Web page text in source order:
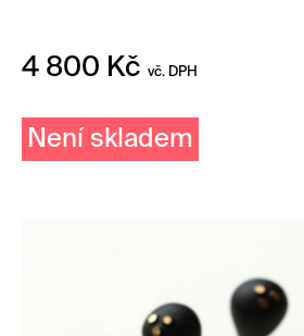
4 800 Kč vč. DPH
Není skladem